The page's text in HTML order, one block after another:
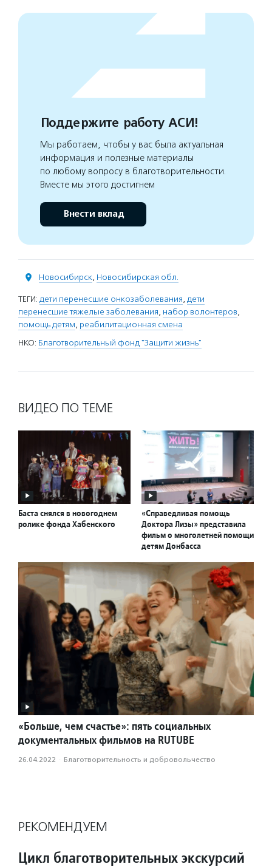
Поддержите работу АСИ!
Мы работаем, чтобы у вас была актуальная
информация и полезные материалы
по любому вопросу в благотворительности.
Вместе мы этого достигнем
Внести вклад
Новосибирск, Новосибирская обл.
ТЕГИ: дети перенесшие онкозаболевания, дети
перенесшие тяжелые заболевания, набор волонтеров,
помощь детям, реабилитационная смена
НКО: Благотворительный фонд "Защити жизнь"
ВИДЕО ПО ТЕМЕ
Баста снялся в новогоднем
ролике фонда Хабенского
«Справедливая помощь
Доктора Лизы» представила
фильм о многолетней помощи
детям Донбасса
«Больше, чем счастье»: пять социальных
документальных фильмов на RUTUBE
26.04.2022 · Благотвори­тель­ность и доброволь­чест­во
РЕКОМЕНДУЕМ
Цикл благотворительных экскурсий